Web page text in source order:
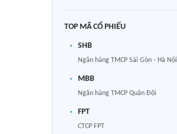
TOP MÃ CỔ PHIẾU
SHB
Ngân hàng TMCP Sài Gòn - Hà Nội
MBB
Ngân hàng TMCP Quân Đội
FPT
CTCP FPT